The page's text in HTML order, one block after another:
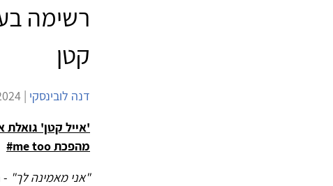
רשימה
קטן
דנה לובינסקי | 5/6/2024 | 2,471 צפיות |
'אייל קטן' גואלת
מהפכת#me too
"אני מאמינה לך" -